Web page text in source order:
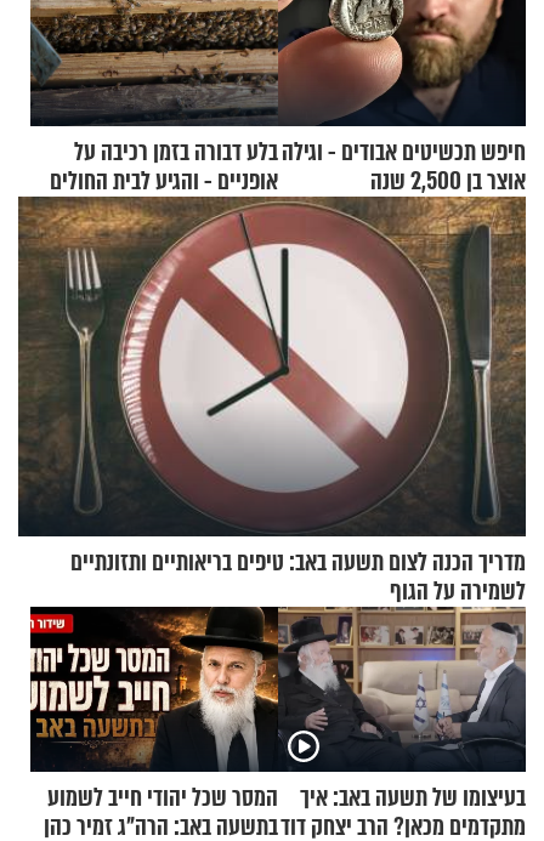
חיפש תכשיטים אבודים - וגילה
אוצר בן 2,500 שנה
בלע דבורה בזמן רכיבה על
אופניים - והגיע לבית החולים
במצב מסכן חיים
מדריך הכנה לצום תשעה באב: טיפים בריאותיים ותזונתיים
לשמירה על הגוף
בעיצומו של תשעה באב: איך
מתקדמים מכאן? הרב יצחק דוד
המסר שכל יהודי חייב לשמוע
בתשעה באב: הרה"ג זמיר כהן